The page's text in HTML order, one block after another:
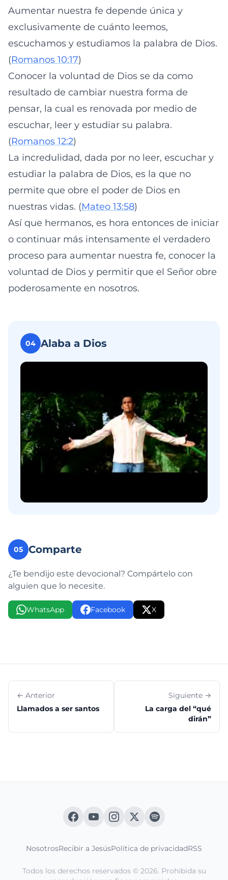
Aumentar nuestra fe depende única y
exclusivamente de cuánto leemos,
escuchamos y estudiamos la palabra de Dios.
(Romanos 10:17)
Conocer la voluntad de Dios se da como
resultado de cambiar nuestra forma de
pensar, la cual es renovada por medio de
escuchar, leer y estudiar su palabra.
(Romanos 12:2)
La incredulidad, dada por no leer, escuchar y
estudiar la palabra de Dios, es la que no
permite que obre el poder de Dios en
nuestras vidas. (Mateo 13:58)
Así que hermanos, es hora entonces de iniciar
o continuar más intensamente el verdadero
proceso para aumentar nuestra fe, conocer la
voluntad de Dios y permitir que el Señor obre
poderosamente en nosotros.
04 Alaba a Dios
05 Comparte
¿Te bendijo este devocional? Compártelo con
alguien que lo necesite.
WhatsApp Facebook X
← Anterior
Llamados a ser santos
Siguiente →
La carga del “qué
dirán”
NosotrosRecibir a JesúsPolítica de privacidadRSS
Todos los derechos reservados © 2026. Prohibida su